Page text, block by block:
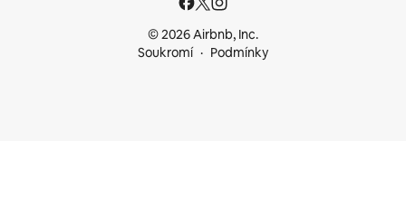
© 2026 Airbnb, Inc.
Soukromí
Podmínky